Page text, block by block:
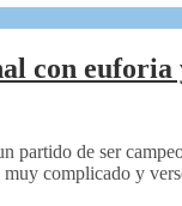
con euforia
partido de ser
muy complicado y